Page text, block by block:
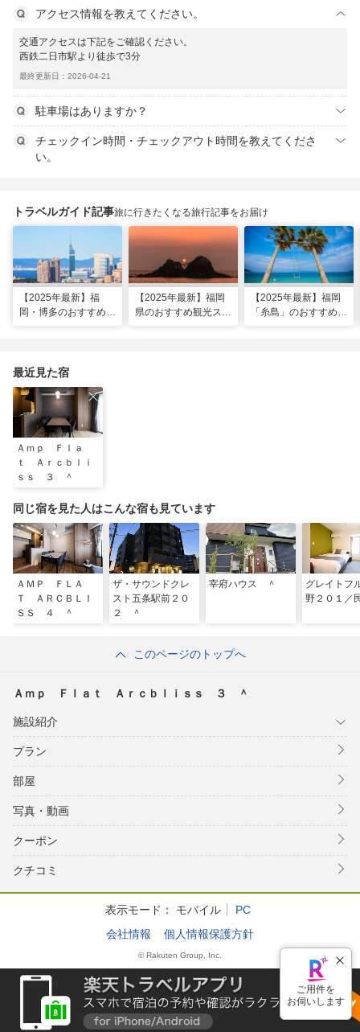
アクセス情報を教えてください。
交通アクセスは下記をご確認ください。
西鉄二日市駅より徒歩で3分
最終更新日：2026-04-21
駐車場はありますか？
チェックイン時間・チェックアウト時間を教えてくださ
い。
トラベルガイド記事旅に行きたくなる旅行記事をお届け
【2025年最新】福
岡・博多のおすすめ観
【2025年最新】福岡
県のおすすめ観光スポ
【2025年最新】福岡
「糸島」のおすすめ観
最近見た宿
Ａｍｐ Ｆｌａ
ｔ Ａｒｃｂｌｉ
ｓｓ ３ ＾
同じ宿を見た人はこんな宿も見ています
ＡＭＰ ＦＬＡ
Ｔ ＡＲＣＢＬＩ
ＳＳ ４ ＾
ザ・サウンドクレ
スト五条駅前２０
２ ＾
宰府ハウス ＾
グレイトフ
野２０１／
このページのトップへ
Ａｍｐ Ｆｌａｔ Ａｒｃｂｌｉｓｓ ３ ＾
施設紹介
プラン
部屋
写真・動画
クーポン
クチコミ
表示モード： モバイル
PC
会社情報
個人情報保護方針
© Rakuten Group, Inc.
ご用件を
お伺いします